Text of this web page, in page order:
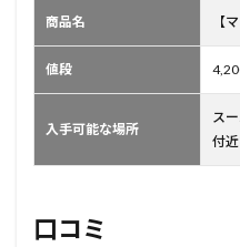
商品名 【
値段
入手可能な場所
ス
付
口コミ